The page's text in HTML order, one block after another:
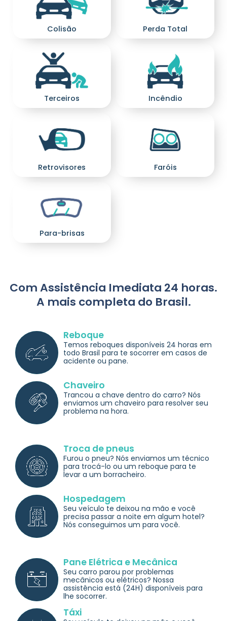
Colisão Perda Total
Terceiros Incêndio
Retrovisores Faróis
Para-brisas
Com Assistência Imediata 24 horas.
A mais completa do Brasil.
Reboque
Temos reboques disponíveis 24 horas em
todo Brasil para te socorrer em casos de
acidente ou pane.
Chaveiro
Trancou a chave dentro do carro? Nós
enviamos um chaveiro para resolver seu
problema na hora.
Troca de pneus
Furou o pneu? Nós enviamos um técnico
para trocá-lo ou um reboque para te
levar a um borracheiro.
Hospedagem
Seu veículo te deixou na mão e você
precisa passar a noite em algum hotel?
Nós conseguimos um para você.
Pane Elétrica e Mecânica
Seu carro parou por problemas
mecânicos ou elétricos? Nossa
assistência está (24H) disponíveis para
lhe socorrer.
Táxi